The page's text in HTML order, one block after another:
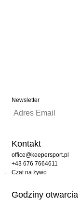
Newsletter
Kontakt
office@keepersport.pl
+43 676 7664611
Czat na żywo
Godziny otwarcia